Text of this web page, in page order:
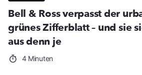
Bell & Ross verpasst der
grünes Zifferblatt – und sie
aus denn je
4 Minuten